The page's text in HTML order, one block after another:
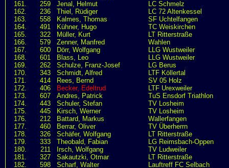
161.
259 Jenal, Helmut
LC Schmelz
162.
236 Thiel, Rüdiger
LC 72 Altenkessel
163.
558 Kalmes, Thomas
SF Uchtelfangen
164.
491 Kühner, Hugo
TC Weiskirchen
165.
322 Müller, Kurt
LT Ritterstraße
166.
579 Zenner, Manfred
Wahlen
167.
600 Dörr, Wolfgang
LLG Wustweiler
168.
601 Blass, Leo
LLG Wustweiler
169.
262 Schulze, Franz-Josef
LG Berus
170.
343 Schmidt, Alfred
LTF Köllertal
171.
414 Rees, Bernd
SV 05 Holz
172.
406 Becker, Edeltrud
LTF Urexweiler
173.
607 Andres, Patrick
TuS Ensdorf Triathlon
174.
443 Schuler, Stefan
TV Losheim
175.
445 Kirsch, Werner
TV Losheim
176.
212 Battard, Markus
Wallerfangen
177.
460 Berrar, Oliver
TV Überherrn
178.
326 Schäfer, Wolfgang
LT Ritterstraße
179.
333 Theobald, Fabian
LG Reimsbach-Oppen
180.
211 Irsch, Wolfgang
TV Ludweiler
181.
327 Sakautzki, Otmar
LT Ritterstraße
182.
598 Scharf, Walter
Lauftreff FC Selbach